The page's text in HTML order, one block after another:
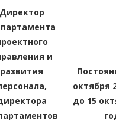
Директор
и
развития
октября
до 15